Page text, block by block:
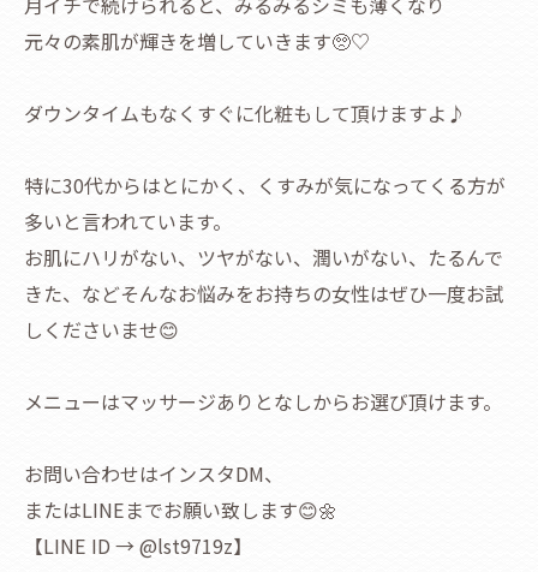
元々の素肌が輝きを増していきます🥺♡
ダウンタイムもなくすぐに化粧もして頂けますよ♪
特に30代からはとにかく、くすみが気になってくる方が
多いと言われています。
お肌にハリがない、ツヤがない、潤いがない、たるんで
きた、などそんなお悩みをお持ちの女性はぜひ一度お試
しくださいませ😊
メニューはマッサージありとなしからお選び頂けます。
お問い合わせはインスタDM、
またはLINEまでお願い致します😊🌼
【LINE ID → @lst9719z】